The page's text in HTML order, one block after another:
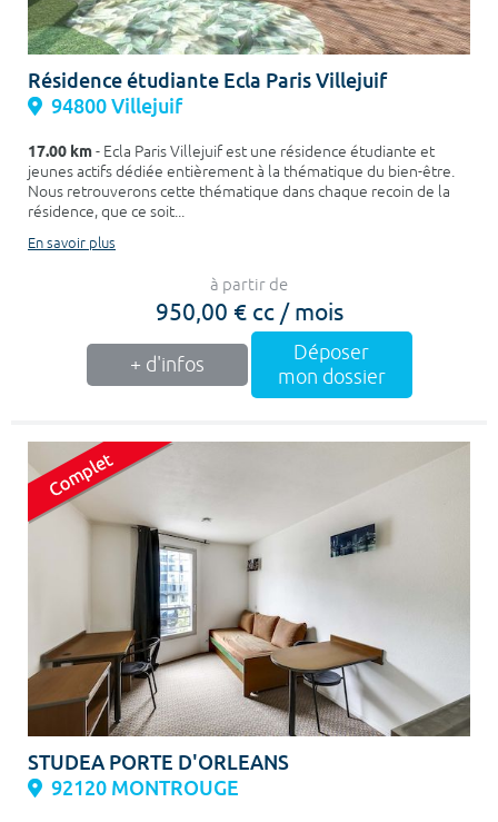
Résidence étudiante Ecla Paris Villejuif
94800 Villejuif
17.00 km- Ecla Paris Villejuif est une résidence étudiante et
jeunes actifs dédiée entièrement à la thématique du bien-être.
Nous retrouverons cette thématique dans chaque recoin de la
résidence, que ce soit...
En savoir plus
à partir de
950,00 € cc / mois
+ d'infos
Déposer
mon dossier
STUDEA PORTE D'ORLEANS
92120 MONTROUGE